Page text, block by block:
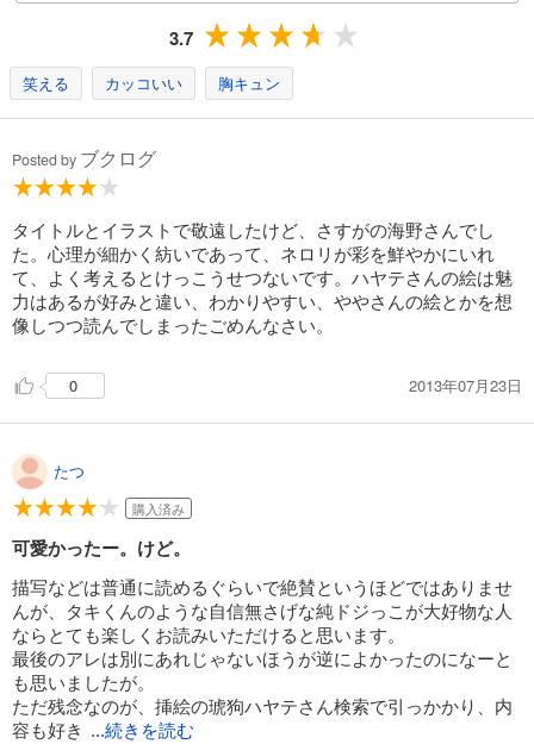
3.7
笑える カッコいい 胸キュン
Posted by ブクログ
タイトルとイラストで敬遠したけど、さすがの海野さんでし
た。心理が細かく紡いであって、ネロリが彩を鮮やかにいれ
て、よく考えるとけっこうせつないです。ハヤテさんの絵は魅
力はあるが好みと違い、わかりやすい、ややさんの絵とかを想
像しつつ読んでしまったごめんなさい。
0 2013年07月23日
たつ
購入済み
可愛かったー。けど。
描写などは普通に読めるぐらいで絶賛というほどではありませ
んが、タキくんのような自信無さげな純ドジっこが大好物な人
ならとても楽しくお読みいただけると思います。
最後のアレは別にあれじゃないほうが逆によかったのになーと
も思いましたが。
ただ残念なのが、挿絵の琥狗ハヤテさん検索で引っかかり、内
容も好き
...続きを読む